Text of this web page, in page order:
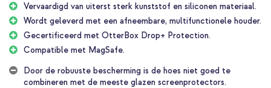
Vervaardigd van uiterst sterk kunststof en siliconen materiaal.
Wordt geleverd met een afneembare, multifunctionele houder.
Gecertificeerd met OtterBox Drop+ Protection.
Compatible met MagSafe.
Door de robuuste bescherming is de hoes niet goed te
combineren met de meeste glazen screenprotectors.